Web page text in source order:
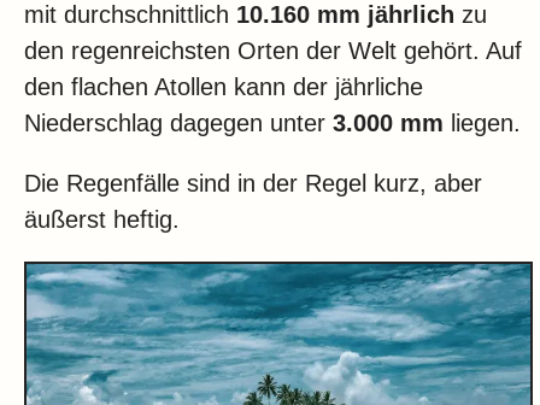
mit durchschnittlich 10.160 mm jährlich zu
den regenreichsten Orten der Welt gehört. Auf
den flachen Atollen kann der jährliche
Niederschlag dagegen unter 3.000 mm liegen.
Die Regenfälle sind in der Regel kurz, aber
äußerst heftig.